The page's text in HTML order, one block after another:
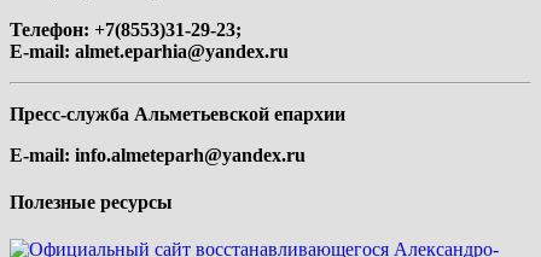
Телефон: +7(8553)31-29-23;
E-mail: almet.eparhia@yandex.ru
Пресс-служба Альметьевской епархии
E-mail: info.almeteparh@yandex.ru
Полезные ресурсы